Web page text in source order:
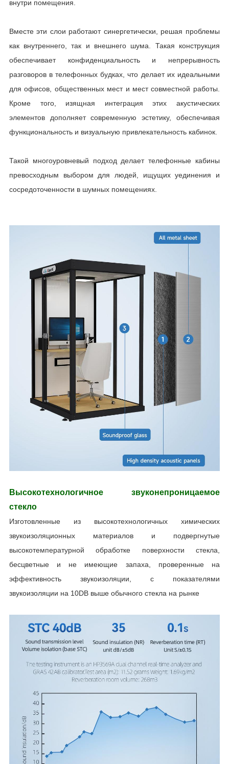
внутри помещения.
Вместе эти слои работают синергетически, решая проблемы
как внутреннего, так и внешнего шума. Такая конструкция
обеспечивает конфиденциальность и непрерывность
разговоров в телефонных будках, что делает их идеальными
для офисов, общественных мест и мест совместной работы.
Кроме того, изящная интеграция этих акустических
элементов дополняет современную эстетику, обеспечивая
функциональность и визуальную привлекательность кабинок.
Такой многоуровневый подход делает телефонные кабины
превосходным выбором для людей, ищущих уединения и
сосредоточенности в шумных помещениях.
Высокотехнологичное звуконепроницаемое
стекло
Изготовленные из высокотехнологичных химических
звукоизоляционных материалов и подвергнутые
высокотемпературной обработке поверхности стекла,
бесцветные и не имеющие запаха, проверенные на
эффективность звукоизоляции, с показателями
звукоизоляции на 10DB выше обычного стекла на рынке